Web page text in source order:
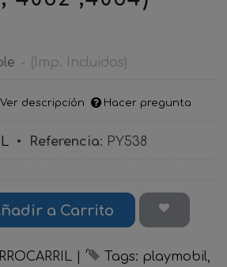
- (Imp. Incluidos)
Ver descripción Hacer pregunta
• Referencia: PY538
a Carrito
Tags: playmobil